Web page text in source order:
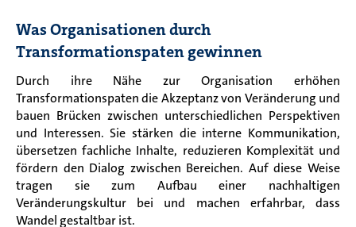
Was Organisationen durch
Transformationspaten gewinnen
Durch ihre Nähe zur Organisation erhöhen
Transformationspaten die Akzeptanz von Veränderung und
bauen Brücken zwischen unterschiedlichen Perspektiven
und Interessen. Sie stärken die interne Kommunikation,
übersetzen fachliche Inhalte, reduzieren Komplexität und
fördern den Dialog zwischen Bereichen. Auf diese Weise
tragen sie zum Aufbau einer nachhaltigen
Veränderungskultur bei und machen erfahrbar, dass
Wandel gestaltbar ist.